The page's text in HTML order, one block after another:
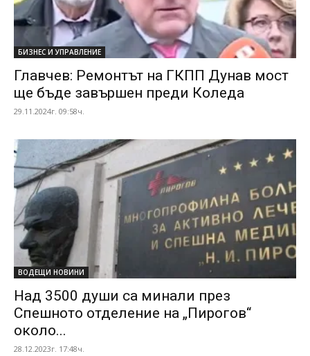
БИЗНЕС И УПРАВЛЕНИЕ
Главчев: Ремонтът на ГКПП Дунав мост
ще бъде завършен преди Коледа
29.11.2024г. 09:58ч.
ВОДЕЩИ НОВИНИ
Над 3500 души са минали през
Спешното отделение на „Пирогов“
около...
28.12.2023г. 17:48ч.